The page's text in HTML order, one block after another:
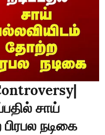
சாய்
நடிகை